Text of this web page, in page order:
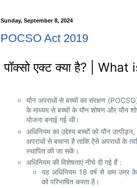
Sunday, September 8, 2024
POCSO Act 2019
पॉक्सो एक्ट क्या है? |
यौन अपराधों से बच्चों का संरक्षण
के माध्यम से बच्चों के यौन शोषण और यौन
योजना बनाई गई थी।
अधिनियम का उद्देश्य बच्चों को यौन
अपराधों से बचाना है ताकि ऐसे अपराधों के
स्थापित की जा सकें।
अधिनियम की विशेषताएं नीचे दी गई हैं :
यह अधिनियम 18 वर्ष से कम उम्र
को परिभाषित करता है।